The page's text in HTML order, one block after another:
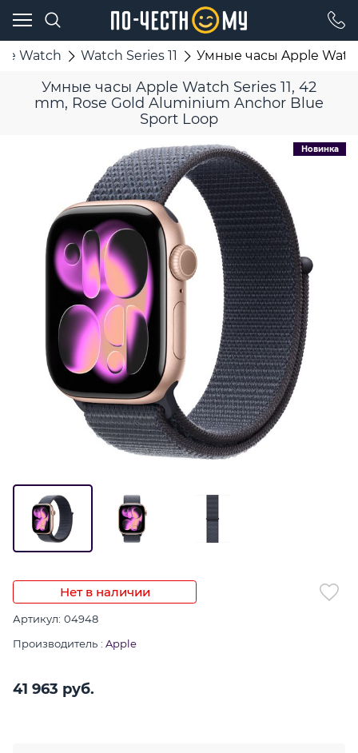
Watch Watch Series 11 Умные часы Apple
Умные часы Apple Watch Series 11, 42
mm, Rose Gold Aluminium Anchor Blue
Sport Loop
Новинка
Нет в наличии
Артикул: 04948
Производитель : Apple
41 963 руб.